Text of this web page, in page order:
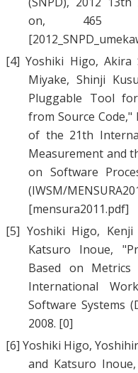
on, 465 -
[4] Yoshiki Higo, Akira
Miyake, Shinji
Pluggable Tool
from Source Code,"
of the 21th
Measurement and
on Software
(IWSM/
[mensura2011.pdf]
[5] Yoshiki Higo,
Katsuro Inoue, "
Based on Metrics
International
Software Systems
2008. [0]
[6] Yoshiki Higo,
and Katsuro Inoue